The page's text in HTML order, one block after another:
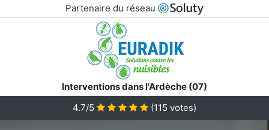
Partenaire du réseau
Interventions dans l'Ardèche (07)
4.7/5 (115 votes)